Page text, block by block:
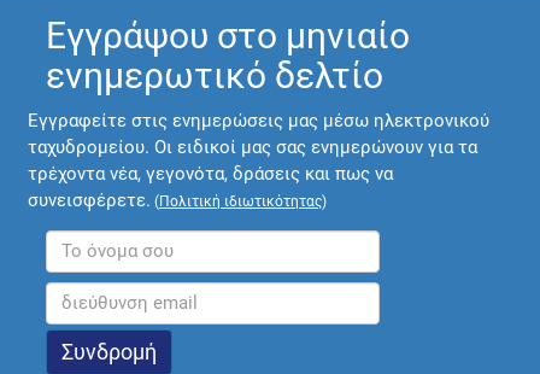
Εγγράψου στο μηνιαίο
ενημερωτικό δελτίο
Εγγραφείτε στις ενημερώσεις μας μέσω ηλεκτρονικού
ταχυδρομείου. Οι ειδικοί μας σας ενημερώνουν για τα
τρέχοντα νέα, γεγονότα, δράσεις και πως να
συνεισφέρετε. (Πολιτική ιδιωτικότητας)